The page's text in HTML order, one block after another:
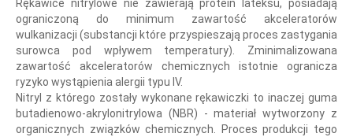
Rękawice nitrylowe nie zawierają protein lateksu, posiadają
ograniczoną do minimum zawartość akceleratorów
wulkanizacji (substancji które przyspieszają proces zastygania
surowca pod wpływem temperatury). Zminimalizowana
zawartość akceleratorów chemicznych istotnie ogranicza
ryzyko wystąpienia alergii typu IV.
Nitryl z którego zostały wykonane rękawiczki to inaczej guma
butadienowo-akrylonitrylowa (NBR) - materiał wytworzony z
organicznych związków chemicznych. Proces produkcji tego